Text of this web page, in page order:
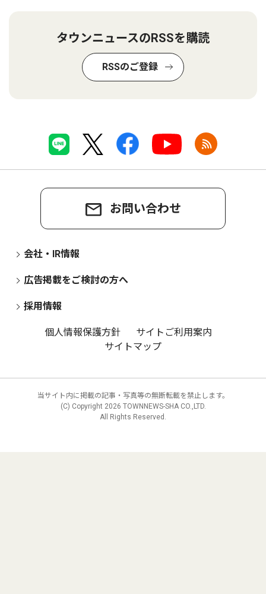
タウンニュースのRSSを購読
RSSのご登録
お問い合わせ
会社・IR情報
広告掲載をご検討の方へ
採用情報
個人情報保護方針
サイトご利用案内
サイトマップ
当サイト内に掲載の記事・写真等の無断転載を禁止します。
(C) Copyright 2026 TOWNNEWS-SHA CO.,LTD.
All Rights Reserved.